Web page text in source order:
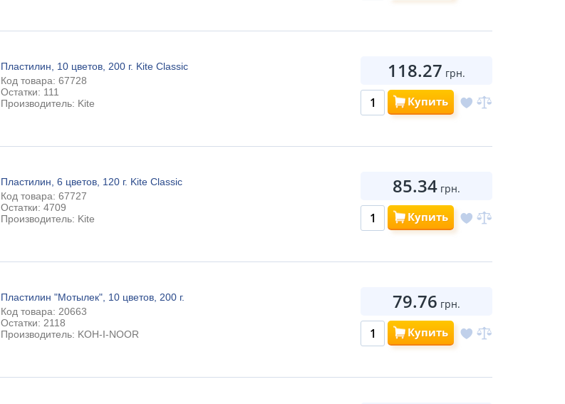
Пластилин, 10 цветов, 200 г. Kite Classic
Код товара: 67728
Остатки: 111
Производитель: Kite
118.27 грн.
Купить
Пластилин, 6 цветов, 120 г. Kite Classic
Код товара: 67727
Остатки: 4709
Производитель: Kite
85.34 грн.
Купить
Пластилин "Мотылек", 10 цветов, 200 г.
Код товара: 20663
Остатки: 2118
Производитель: KOH-I-NOOR
79.76 грн.
Купить